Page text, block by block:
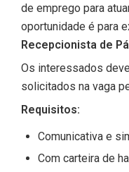
de emprego para
oportunidade é para
Recepcionista de
Os interessados
solicitados na vaga
Requisitos:
Comunicativa e
Com carteira de